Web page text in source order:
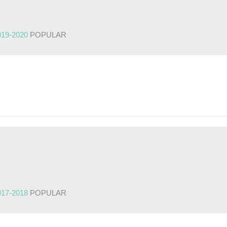
2020 POPULAR
2018 POPULAR